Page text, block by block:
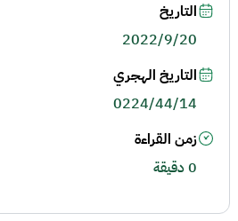
التاريخ
2022/9/20
التاريخ الهجري
0224/44/14
زمن القراءة
0 دقيقة